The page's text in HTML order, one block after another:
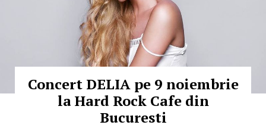
Concert DELIA pe 9 noiembrie
la Hard Rock Cafe din
Bucuresti